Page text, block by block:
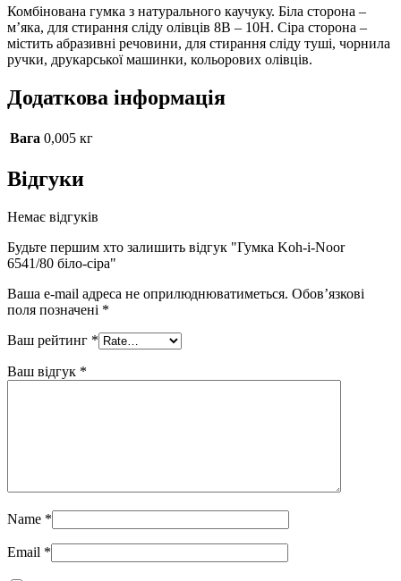
Комбінована гумка з натурального каучуку. Біла сторона –
м’яка, для стирання сліду олівців 8В – 10Н. Сіра сторона –
містить абразивні речовини, для стирання сліду туші, чорнила
ручки, друкарської машинки, кольорових олівців.
Додаткова інформація
Вага 0,005 кг
Відгуки
Немає відгуків
Будьте першим хто залишить відгук "Гумка Koh-i-Noor
6541/80 біло-сіра"
Ваша e-mail адреса не оприлюднюватиметься. Обов’язкові
поля позначені *
Ваш рейтинг *
Ваш відгук *
Name *
Email *